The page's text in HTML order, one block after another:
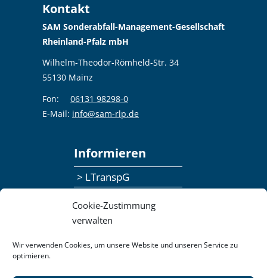
Cookie-Zustimmung
verwalten
Wir verwenden Cookies, um unsere Website und unseren Service zu
optimieren.
Kontakt
SAM Sonderabfall-Management-Gesellschaft
Rheinland-Pfalz mbH
Wilhelm-Theodor-Römheld-Str. 34
55130 Mainz
Fon:
06131 98298-0
E-Mail: info@sam-rlp.de
Informieren
> LTranspG
> Publikationen